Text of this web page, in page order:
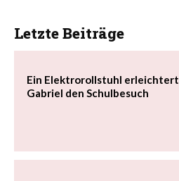
Letzte Beiträge
Ein Elektrorollstuhl erleichtert
Gabriel den Schulbesuch